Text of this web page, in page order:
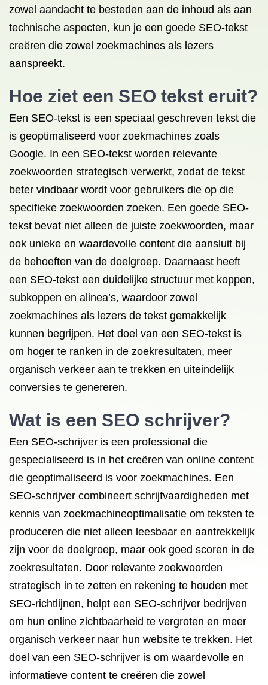
zowel aandacht te besteden aan de inhoud als aan
technische aspecten, kun je een goede SEO-tekst
creëren die zowel zoekmachines als lezers
aanspreekt.
Hoe ziet een SEO tekst eruit?
Een SEO-tekst is een speciaal geschreven tekst die
is geoptimaliseerd voor zoekmachines zoals
Google. In een SEO-tekst worden relevante
zoekwoorden strategisch verwerkt, zodat de tekst
beter vindbaar wordt voor gebruikers die op die
specifieke zoekwoorden zoeken. Een goede SEO-
tekst bevat niet alleen de juiste zoekwoorden, maar
ook unieke en waardevolle content die aansluit bij
de behoeften van de doelgroep. Daarnaast heeft
een SEO-tekst een duidelijke structuur met koppen,
subkoppen en alinea’s, waardoor zowel
zoekmachines als lezers de tekst gemakkelijk
kunnen begrijpen. Het doel van een SEO-tekst is
om hoger te ranken in de zoekresultaten, meer
organisch verkeer aan te trekken en uiteindelijk
conversies te genereren.
Wat is een SEO schrijver?
Een SEO-schrijver is een professional die
gespecialiseerd is in het creëren van online content
die geoptimaliseerd is voor zoekmachines. Een
SEO-schrijver combineert schrijfvaardigheden met
kennis van zoekmachineoptimalisatie om teksten te
produceren die niet alleen leesbaar en aantrekkelijk
zijn voor de doelgroep, maar ook goed scoren in de
zoekresultaten. Door relevante zoekwoorden
strategisch in te zetten en rekening te houden met
SEO-richtlijnen, helpt een SEO-schrijver bedrijven
om hun online zichtbaarheid te vergroten en meer
organisch verkeer naar hun website te trekken. Het
doel van een SEO-schrijver is om waardevolle en
informatieve content te creëren die zowel